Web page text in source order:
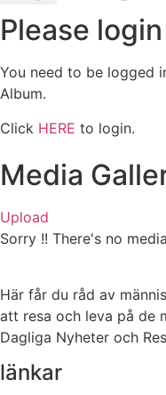
Please login
You need to be logged
Album.
Click HERE to login.
Media
Upload
Sorry !! There's no
Här får du råd av
att resa och leva på de
Dagliga Nyheter och
länkar